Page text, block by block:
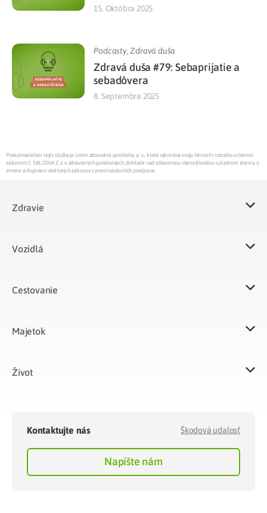
15. Októbra 2025
Podcasty,Zdravá duša
Zdravá duša #79: Sebaprijatie a
sebadôvera
8. Septembra 2025
Poskytovateľom tejto služby je Union zdravotná poisťovňa, a. s., ktorá vykonáva svoju činnosť v rozsahu určenom
zákonom č. 581/2004 Z.z. o zdravotných poisťovniach, dohľade nad zdravotnou starostlivosťou v platnom znení a o
zmene a doplnení niektorých zákonov v znení neskorších predpisov.
Zdravie
Vozidlá​
Cestovanie
Majetok​
Život​
Kontaktujte nás Škodová udalosť
Napíšte nám